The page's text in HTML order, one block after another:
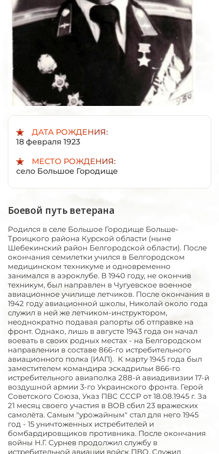
ДАТА РОЖДЕНИЯ:
18 февраля 1923
МЕСТО РОЖДЕНИЯ:
село Большое Городище
Боевой путь ветерана
Родился в селе Большое Городище Больше-
Троицкого района Курской области (ныне
Шебекинский район Белгородской области). После
окончания семилетки учился в Белгородском
медицинском техникуме и одновременно
занимался в аэроклубе. В 1940 году, не окончив
техникум, был направлен в Чугуевское военное
авиационное училище летчиков. После окончания в
1942 году авиационной школы, Николай около года
служил в ней же летчиком-инструктором,
неоднократно подавая рапорты об отправке на
фронт. Однако, лишь в августе 1943 года он начал
воевать в своих родных местах - на Белгородском
направлении в составе 866-го истребительного
авиационного полка (ИАП). К марту 1945 года был
заместителем командира эскадрильи 866-го
истребительного авиаполка 288-й авиадивизии 17-й
воздушной армии 3-го Украинского фронта. Герой
Советского Союза, Указ ПВС СССР от 18.08.1945 г. За
21 месяц своего участия в ВОВ сбил 23 вражеских
самолёта. Самым "урожайным" стал для него 1945
год - 15 уничтоженных истребителей и
бомбардировщиков противника. После окончания
войны Н.Г. Сурнев продолжил службу в
истребительной авиации войск ПВО. Служил